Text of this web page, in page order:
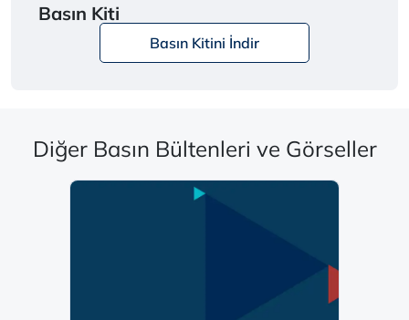
Basın Kiti
Basın Kitini İndir
Diğer Basın Bültenleri ve Görseller